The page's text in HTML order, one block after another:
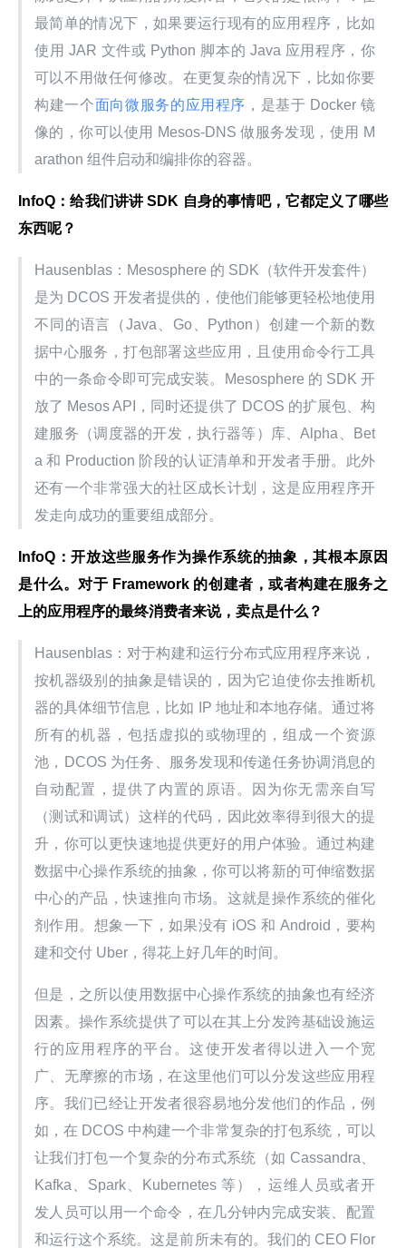
最简单的情况下，如果要运行现有的应用程序，比如
使用 JAR 文件或 Python 脚本的 Java 应用程序，你
可以不用做任何修改。在更复杂的情况下，比如你要
构建一个面向微服务的应用程序 ，是基于 Docker 镜
像的，你可以使用 Mesos-DNS 做服务发现，使用 M
arathon 组件启动和编排你的容器。
InfoQ：给我们讲讲 SDK 自身的事情吧，它都定义了哪些
东西呢？
Hausenblas：Mesosphere 的 SDK（软件开发套件）
是为 DCOS 开发者提供的，使他们能够更轻松地使用
不同的语言（Java、Go、Python）创建一个新的数
据中心服务，打包部署这些应用，且使用命令行工具
中的一条命令即可完成安装。Mesosphere 的 SDK 开
放了 Mesos API，同时还提供了 DCOS 的扩展包、构
建服务（调度器的开发，执行器等）库、Alpha、Bet
a 和 Production 阶段的认证清单和开发者手册。此外
还有一个非常强大的社区成长计划，这是应用程序开
发走向成功的重要组成部分。
InfoQ：开放这些服务作为操作系统的抽象，其根本原因
是什么。对于 Framework 的创建者，或者构建在服务之
上的应用程序的最终消费者来说，卖点是什么？
Hausenblas：对于构建和运行分布式应用程序来说，
按机器级别的抽象是错误的，因为它迫使你去推断机
器的具体细节信息，比如 IP 地址和本地存储。通过将
所有的机器，包括虚拟的或物理的，组成一个资源
池，DCOS 为任务、服务发现和传递任务协调消息的
自动配置，提供了内置的原语。因为你无需亲自写
（测试和调试）这样的代码，因此效率得到很大的提
升，你可以更快速地提供更好的用户体验。通过构建
数据中心操作系统的抽象，你可以将新的可伸缩数据
中心的产品，快速推向市场。这就是操作系统的催化
剂作用。想象一下，如果没有 iOS 和 Android，要构
建和交付 Uber，得花上好几年的时间。
但是，之所以使用数据中心操作系统的抽象也有经济
因素。操作系统提供了可以在其上分发跨基础设施运
行的应用程序的平台。这使开发者得以进入一个宽
广、无摩擦的市场，在这里他们可以分发这些应用程
序。我们已经让开发者很容易地分发他们的作品，例
如，在 DCOS 中构建一个非常复杂的打包系统，可以
让我们打包一个复杂的分布式系统（如 Cassandra、
Kafka、Spark、Kubernetes 等），运维人员或者开
发人员可以用一个命令，在几分钟内完成安装、配置
和运行这个系统。这是前所未有的。我们的 CEO Flor